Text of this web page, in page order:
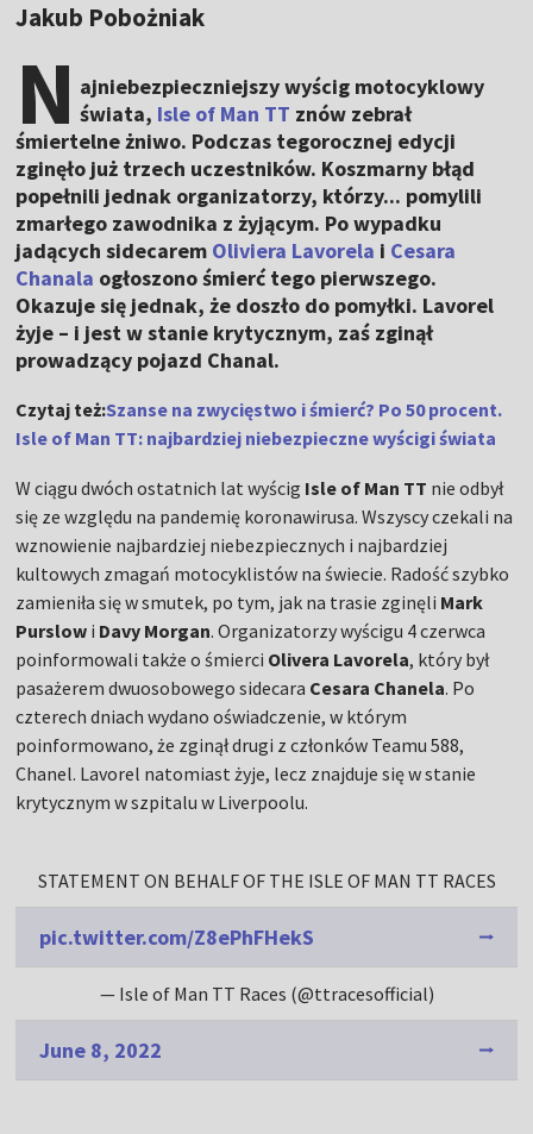
Jakub Pobożniak
N ajniebezpieczniejszy wyścig motocyklowy
świata, Isle of Man TT znów zebrał
śmiertelne żniwo. Podczas tegorocznej edycji
zginęło już trzech uczestników. Koszmarny błąd
popełnili jednak organizatorzy, którzy... pomylili
zmarłego zawodnika z żyjącym. Po wypadku
jadących sidecarem Oliviera Lavorela i Cesara
Chanala ogłoszono śmierć tego pierwszego.
Okazuje się jednak, że doszło do pomyłki. Lavorel
żyje – i jest w stanie krytycznym, zaś zginął
prowadzący pojazd Chanal.
Czytaj też:Szanse na zwycięstwo i śmierć? Po 50 procent.
Isle of Man TT: najbardziej niebezpieczne wyścigi świata
W ciągu dwóch ostatnich lat wyścig Isle of Man TT nie odbył
się ze względu na pandemię koronawirusa. Wszyscy czekali na
wznowienie najbardziej niebezpiecznych i najbardziej
kultowych zmagań motocyklistów na świecie. Radość szybko
zamieniła się w smutek, po tym, jak na trasie zginęli Mark
Purslow i Davy Morgan. Organizatorzy wyścigu 4 czerwca
poinformowali także o śmierci Olivera Lavorela, który był
pasażerem dwuosobowego sidecara Cesara Chanela. Po
czterech dniach wydano oświadczenie, w którym
poinformowano, że zginął drugi z członków Teamu 588,
Chanel. Lavorel natomiast żyje, lecz znajduje się w stanie
krytycznym w szpitalu w Liverpoolu.
STATEMENT ON BEHALF OF THE ISLE OF MAN TT RACES
pic.twitter.com/Z8ePhFHekS
— Isle of Man TT Races (@ttracesofficial)
June 8, 2022